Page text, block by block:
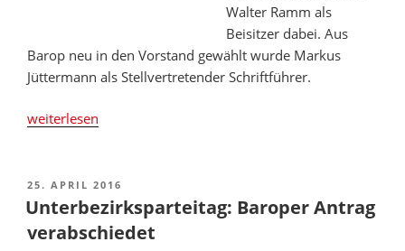
Walter Ramm als
Beisitzer dabei. Aus
Barop neu in den Vorstand gewählt wurde Markus
Jüttermann als Stellvertretender Schriftführer.
„Neuer
weiterlesen
VERÖFFENTLICHT
AM
25. APRIL 2016
Unterbezirksparteitag: Baroper Antrag
verabschiedet